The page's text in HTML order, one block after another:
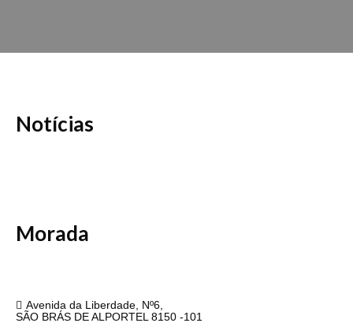
Notícias
Morada
Avenida da Liberdade, Nº6,
SÃO BRÁS DE ALPORTEL 8150 -101